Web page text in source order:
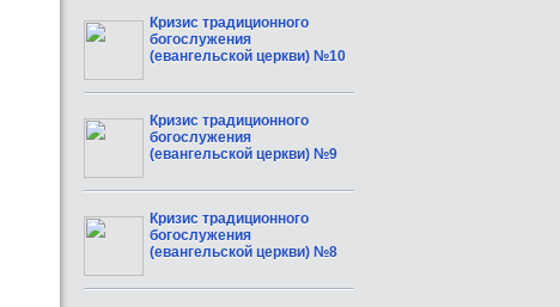
Кризис традиционного
богослужения
(евангельской церкви) №10
Кризис традиционного
богослужения
(евангельской церкви) №9
Кризис традиционного
богослужения
(евангельской церкви) №8